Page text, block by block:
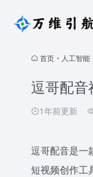
首页 • 人工智能
逗哥配音
1年前更新
逗哥配音是一
短视频创作工